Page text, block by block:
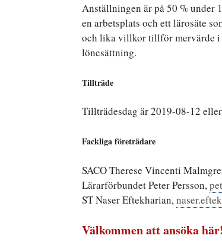
Anställningen är på 50 % under
en arbetsplats och ett lärosäte
och lika villkor tillför mervärde i
lönesättning.
Tillträde
Tillträdesdag är 2019-08-12
Fackliga företrädare
SACO Therese Vincenti
Lärarförbundet Peter Persson,
ST Naser Eftekharian,
Välkommen att ansöka här!